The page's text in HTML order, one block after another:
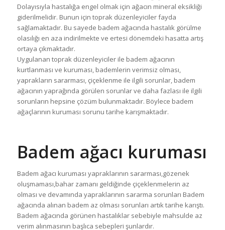
Dolayısıyla hastalığa engel olmak için ağacın mineral eksikliği
giderilmelidir. Bunun için toprak düzenleyiciler fayda
sağlamaktadır. Bu sayede badem ağacında hastalık görülme
olasılığı en aza indirilmekte ve ertesi dönemdeki hasatta artış
ortaya çıkmaktadır.
Uygulanan toprak düzenleyiciler ile badem ağacının
kurtlanması ve kuruması, bademlerin verimsiz olması,
yaprakların sararması, çiçeklenme ile ilgili sorunlar, badem
ağacının yaprağında görülen sorunlar ve daha fazlası ile ilgili
sorunların hepsine çözüm bulunmaktadır. Böylece badem
ağaçlarının kuruması sorunu tarihe karışmaktadır.
Badem ağacı kuruması
Badem ağacı kuruması yapraklarının sararması,gözenek
oluşmaması,bahar zamanı geldiğinde çiçeklenmelerin az
olması ve devamında yapraklarının sararma sorunları Badem
ağacında alınan badem az olması sorunları artık tarihe karıştı.
Badem ağacında görünen hastalıklar sebebiyle mahsulde az
verim alınmasının başlıca sebepleri şunlardır.